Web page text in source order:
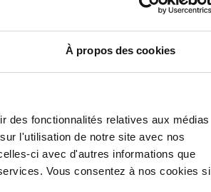
À propos des cookies
des fonctionnalités relatives aux médias
l'utilisation de notre site avec nos
ci avec d'autres informations que
Vous consentez à nos cookies si